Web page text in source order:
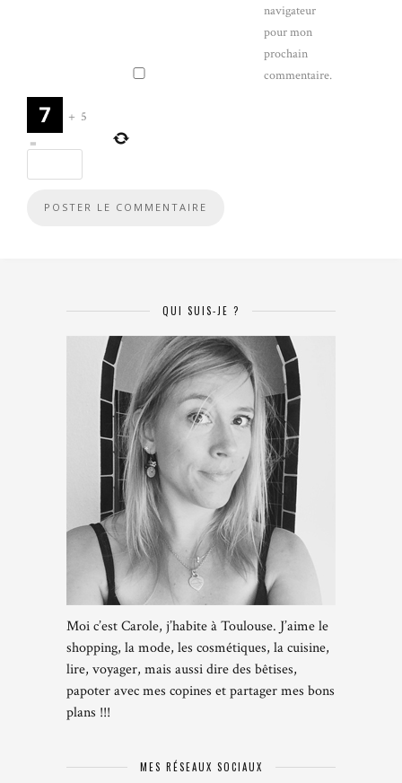
navigateur
pour mon
prochain
commentaire.
+ 5
=
QUI SUIS-JE ?
Moi c’est Carole, j’habite à Toulouse. J’aime le
shopping, la mode, les cosmétiques, la cuisine,
lire, voyager, mais aussi dire des bêtises,
papoter avec mes copines et partager mes bons
plans !!!
MES RÉSEAUX SOCIAUX